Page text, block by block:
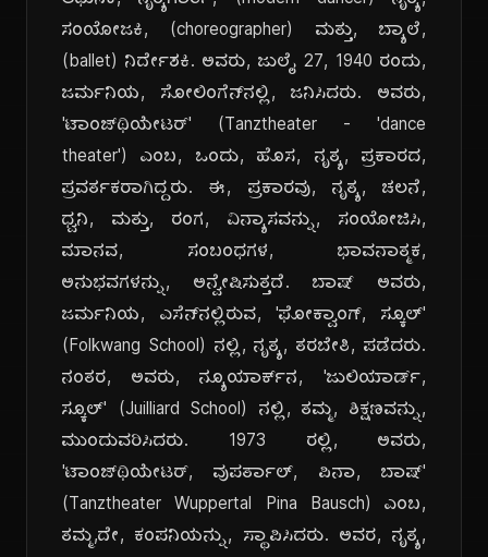
ಸಂಯೋಜಕಿ, (choreographer) ಮತ್ತು, ಬ್ಯಾಲೆ,
(ballet) ನಿರ್ದೇಶಕಿ. ಅವರು, ಜುಲೈ 27, 1940 ರಂದು,
ಜರ್ಮನಿಯ, ಸೋಲಿಂಗೆನ್‌ನಲ್ಲಿ, ಜನಿಸಿದರು. ಅವರು,
'ಟಾಂಜ್‌ಥಿಯೇಟರ್' (Tanztheater - 'dance
theater') ಎಂಬ, ಒಂದು, ಹೊಸ, ನೃತ್ಯ, ಪ್ರಕಾರದ,
ಪ್ರವರ್ತಕರಾಗಿದ್ದರು. ಈ, ಪ್ರಕಾರವು, ನೃತ್ಯ, ಚಲನೆ,
ಧ್ವನಿ, ಮತ್ತು, ರಂಗ, ವಿನ್ಯಾಸವನ್ನು, ಸಂಯೋಜಿಸಿ,
ಮಾನವ, ಸಂಬಂಧಗಳ, ಭಾವನಾತ್ಮಕ,
ಅನುಭವಗಳನ್ನು, ಅನ್ವೇಷಿಸುತ್ತದೆ. ಬಾಷ್ ಅವರು,
ಜರ್ಮನಿಯ, ಎಸೆನ್‌ನಲ್ಲಿರುವ, 'ಫೋಕ್ವಾಂಗ್, ಸ್ಕೂಲ್'
(Folkwang School) ನಲ್ಲಿ, ನೃತ್ಯ, ತರಬೇತಿ, ಪಡೆದರು.
ನಂತರ, ಅವರು, ನ್ಯೂಯಾರ್ಕ್‌ನ, 'ಜುಲಿಯಾರ್ಡ್,
ಸ್ಕೂಲ್' (Juilliard School) ನಲ್ಲಿ, ತಮ್ಮ, ಶಿಕ್ಷಣವನ್ನು,
ಮುಂದುವರಿಸಿದರು. 1973 ರಲ್ಲಿ, ಅವರು,
'ಟಾಂಜ್‌ಥಿಯೇಟರ್, ವುಪರ್ತಾಲ್, ಪಿನಾ, ಬಾಷ್'
(Tanztheater Wuppertal Pina Bausch) ಎಂಬ,
ತಮ್ಮ,ದೇ, ಕಂಪನಿಯನ್ನು, ಸ್ಥಾಪಿಸಿದರು. ಅವರ, ನೃತ್ಯ,